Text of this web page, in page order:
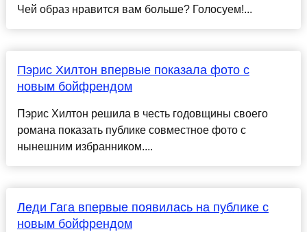
Чей образ нравится вам больше? Голосуем!...
Пэрис Хилтон впервые показала фото с
новым бойфрендом
Пэрис Хилтон решила в честь годовщины своего
романа показать публике совместное фото с
нынешним избранником....
Леди Гага впервые появилась на публике с
новым бойфрендом